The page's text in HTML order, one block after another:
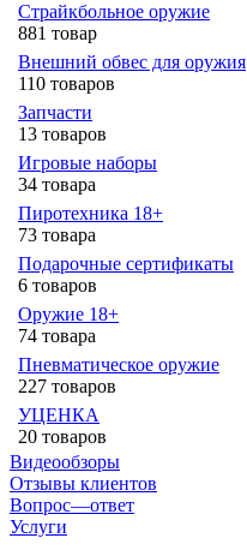
Страйкбольное оружие
881 товар
Внешний обвес для оружия
110 товаров
Запчасти
13 товаров
Игровые наборы
34 товара
Пиротехника 18+
73 товара
Подарочные сертификаты
6 товаров
Оружие 18+
74 товара
Пневматическое оружие
227 товаров
УЦЕНКА
20 товаров
Видеообзоры
Отзывы клиентов
Вопрос—ответ
Услуги